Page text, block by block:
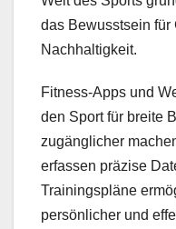
das Bewusstsein für
Nachhaltigkeit.
Fitness-Apps und
den Sport für breite
zugänglicher
erfassen präzise
Trainingspläne
persönlicher und